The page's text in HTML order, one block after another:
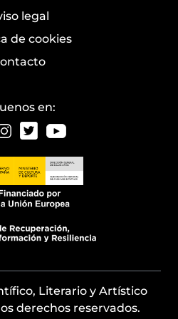
legal
de cookies
en:
Literario y Artístico
derechos reservados.